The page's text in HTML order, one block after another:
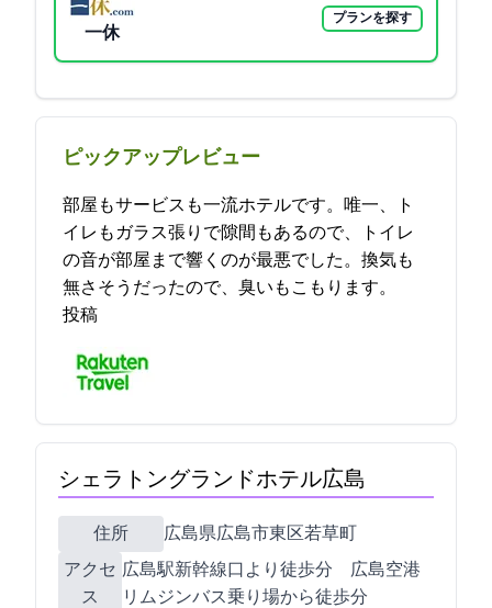
一休
プランを探す
ピックアップレビュー
部屋もサービスも一流ホテルです。唯一、ト
イレもガラス張りで隙間もあるので、トイレ
の音が部屋まで響くのが最悪でした。換気も
無さそうだったので、臭いもこもります。 2021-11-03 15:37:34
投稿
シェラトングランドホテル広島
住所
広島県広島市東区若草町12-1
アクセ
ス
広島駅新幹線口より徒歩1分 広島空港
リムジンバス乗り場から徒歩1分